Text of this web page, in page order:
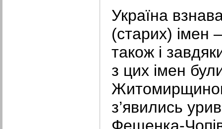
Україна
(старих) імен
також і
з цих імен
з’явились